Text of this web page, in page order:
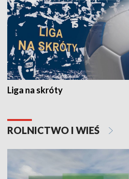
Liga na skróty
ROLNICTWO I WIEŚ